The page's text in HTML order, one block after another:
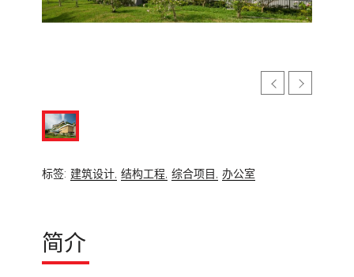
标签: 建筑设计, 结构工程, 综合项目, 办公室
简介